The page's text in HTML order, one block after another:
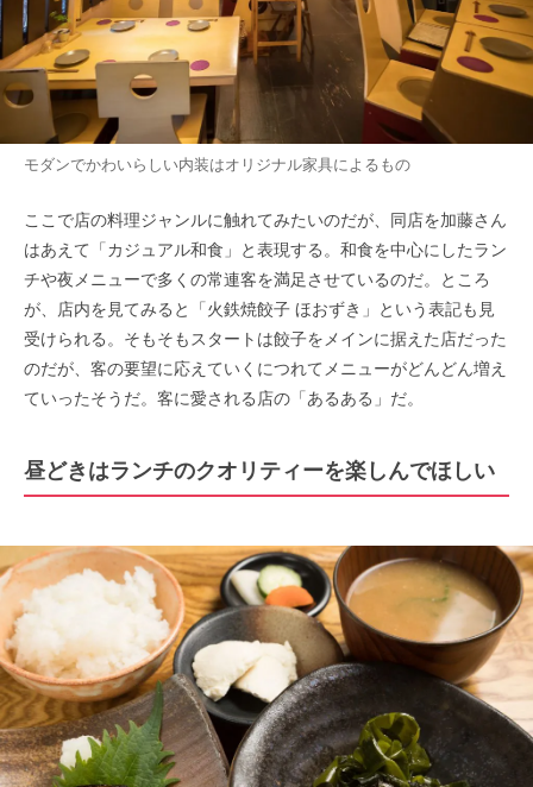
モダンでかわいらしい内装はオリジナル家具によるもの
ここで店の料理ジャンルに触れてみたいのだが、同店を加藤さん
はあえて「カジュアル和食」と表現する。和食を中心にしたラン
チや夜メニューで多くの常連客を満足させているのだ。ところ
が、店内を見てみると「火鉄焼餃子 ほおずき」という表記も見
受けられる。そもそもスタートは餃子をメインに据えた店だった
のだが、客の要望に応えていくにつれてメニューがどんどん増え
ていったそうだ。客に愛される店の「あるある」だ。
昼どきはランチのクオリティーを楽しんでほしい